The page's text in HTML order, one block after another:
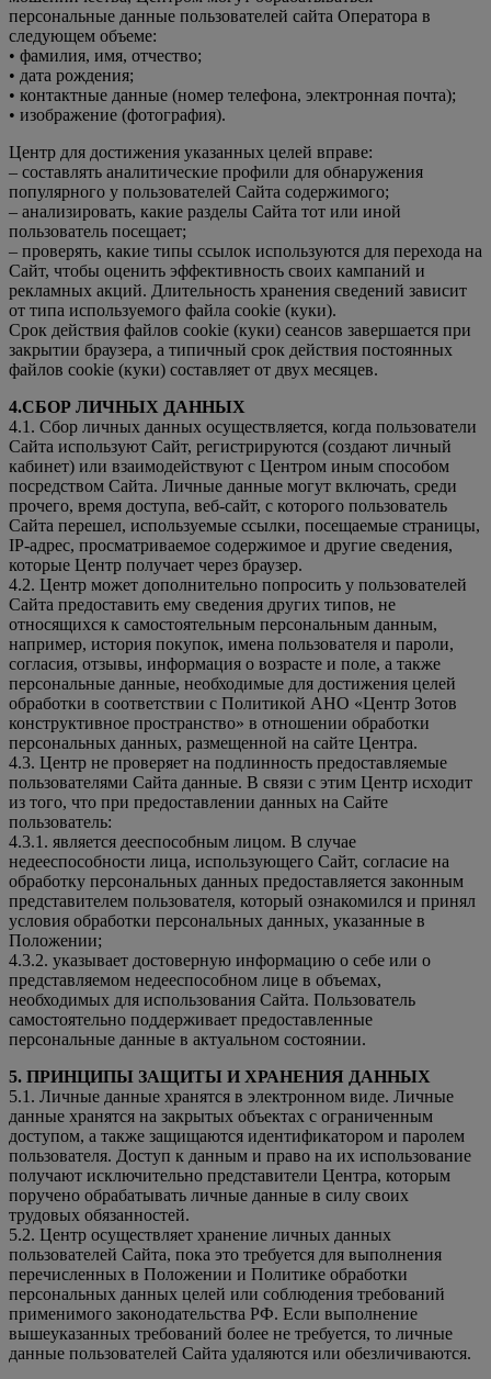
персональные данные пользователей сайта Оператора в
следующем объеме:
• фамилия, имя, отчество;
• дата рождения;
• контактные данные (номер телефона, электронная почта);
• изображение (фотография).
Центр для достижения указанных целей вправе:
– составлять аналитические профили для обнаружения
популярного у пользователей Сайта содержимого;
– анализировать, какие разделы Сайта тот или иной
пользователь посещает;
– проверять, какие типы ссылок используются для перехода на
Сайт, чтобы оценить эффективность своих кампаний и
рекламных акций. Длительность хранения сведений зависит
от типа используемого файла cookie (куки).
Срок действия файлов cookie (куки) сеансов завершается при
закрытии браузера, а типичный срок действия постоянных
файлов cookie (куки) составляет от двух месяцев.
4.СБОР ЛИЧНЫХ ДАННЫХ
4.1. Сбор личных данных осуществляется, когда пользователи
Сайта используют Сайт, регистрируются (создают личный
кабинет) или взаимодействуют с Центром иным способом
посредством Сайта. Личные данные могут включать, среди
прочего, время доступа, веб-сайт, с которого пользователь
Сайта перешел, используемые ссылки, посещаемые страницы,
IP-адрес, просматриваемое содержимое и другие сведения,
которые Центр получает через браузер.
4.2. Центр может дополнительно попросить у пользователей
Сайта предоставить ему сведения других типов, не
относящихся к самостоятельным персональным данным,
например, история покупок, имена пользователя и пароли,
согласия, отзывы, информация о возрасте и поле, а также
персональные данные, необходимые для достижения целей
обработки в соответствии с Политикой АНО «Центр Зотов
конструктивное пространство» в отношении обработки
персональных данных, размещенной на сайте Центра.
4.3. Центр не проверяет на подлинность предоставляемые
пользователями Сайта данные. В связи с этим Центр исходит
из того, что при предоставлении данных на Сайте
пользователь:
4.3.1. является дееспособным лицом. В случае
недееспособности лица, использующего Сайт, согласие на
обработку персональных данных предоставляется законным
представителем пользователя, который ознакомился и принял
условия обработки персональных данных, указанные в
Положении;
4.3.2. указывает достоверную информацию о себе или о
представляемом недееспособном лице в объемах,
необходимых для использования Сайта. Пользователь
самостоятельно поддерживает предоставленные
персональные данные в актуальном состоянии.
5. ПРИНЦИПЫ ЗАЩИТЫ И ХРАНЕНИЯ ДАННЫХ
5.1. Личные данные хранятся в электронном виде. Личные
данные хранятся на закрытых объектах с ограниченным
доступом, а также защищаются идентификатором и паролем
пользователя. Доступ к данным и право на их использование
получают исключительно представители Центра, которым
поручено обрабатывать личные данные в силу своих
трудовых обязанностей.
5.2. Центр осуществляет хранение личных данных
пользователей Сайта, пока это требуется для выполнения
перечисленных в Положении и Политике обработки
персональных данных целей или соблюдения требований
применимого законодательства РФ. Если выполнение
вышеуказанных требований более не требуется, то личные
данные пользователей Сайта удаляются или обезличиваются.